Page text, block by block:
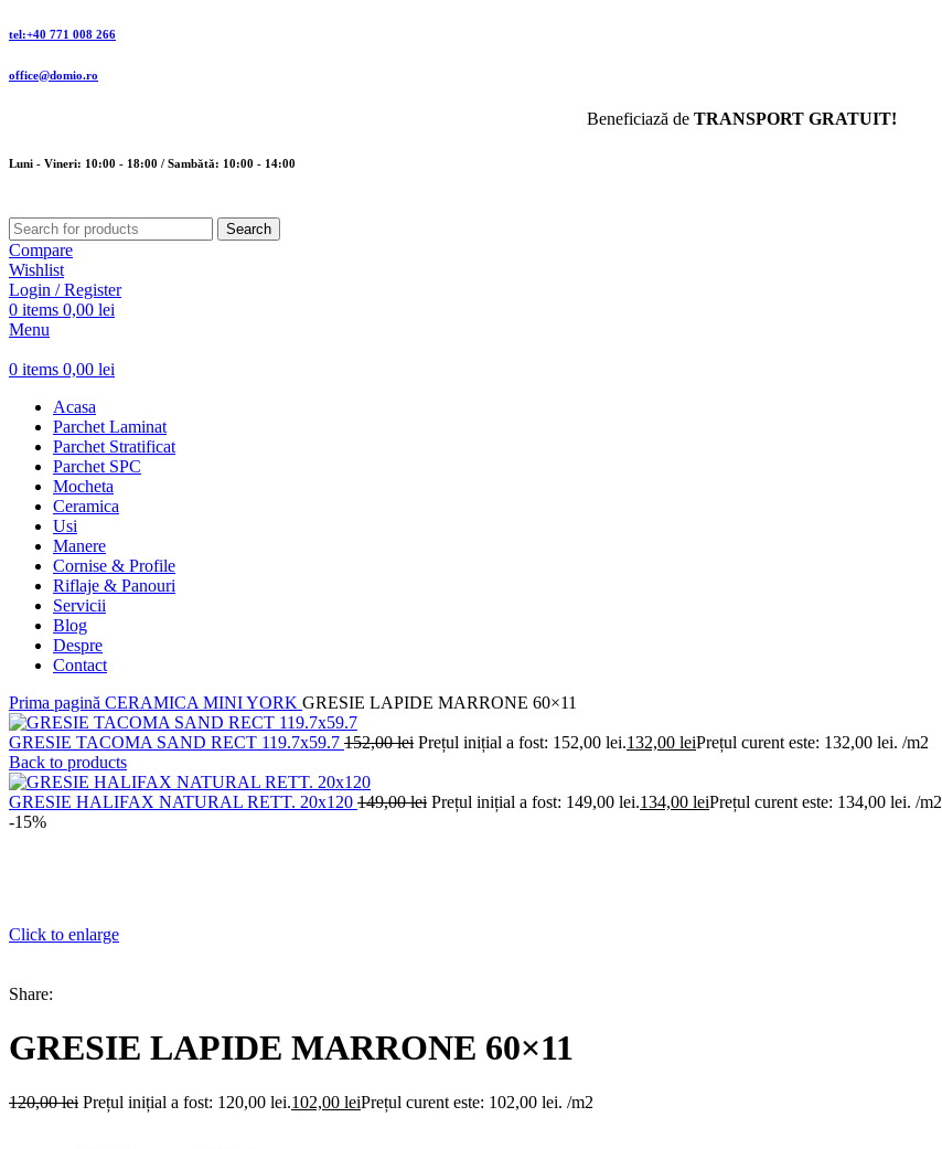
tel:+40 771 008 266
office@domio.ro
Beneficiază de TRANSPORT GRATUIT!
Luni - Vineri: 10:00 - 18:00 / Sambătă: 10:00 - 14:00
Search
Compare
Wishlist
Login / Register
0 items 0,00 lei
Menu
0 items 0,00 lei
Acasa
Parchet Laminat
Parchet Stratificat
Parchet SPC
Mocheta
Ceramica
Usi
Manere
Cornise & Profile
Riflaje & Panouri
Servicii
Blog
Despre
Contact
Prima pagină CERAMICA MINI YORK GRESIE LAPIDE MARRONE 60×11
GRESIE TACOMA SAND RECT 119.7x59.7 152,00lei Prețul inițial a fost: 152,00 lei.132,00 leiPrețul curent este: 132,00 lei. /m2
Back to products
GRESIE HALIFAX NATURAL RETT. 20x120 149,00lei Prețul inițial a fost: 149,00 lei.134,00 leiPrețul curent este: 134,00 lei. /m2
-15%
Click to enlarge
Share:
GRESIE LAPIDE MARRONE 60×11
120,00lei Prețul inițial a fost: 120,00 lei.102,00 leiPrețul curent este: 102,00 lei. /m2